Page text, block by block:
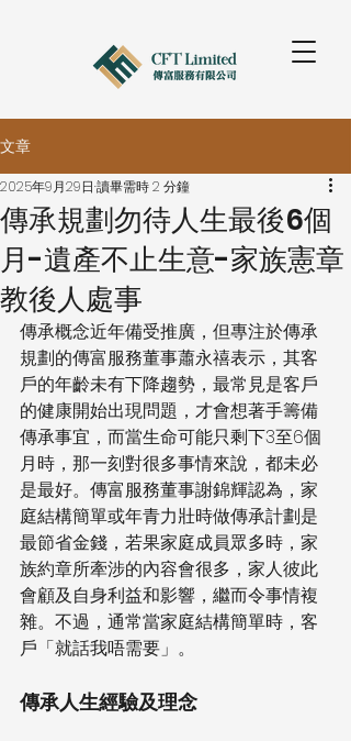
文章
傳承規劃勿待人生最後6個
月-遺產不止生意-家族憲章
教後人處事
2025年9月29日 讀畢需時 2 分鐘
傳承概念近年備受推廣，但專注於傳承
規劃的傳富服務董事蕭永禧表示，其客
戶的年齡未有下降趨勢，最常見是客戶
的健康開始出現問題，才會想著手籌備
傳承事宜，而當生命可能只剩下3至6個
月時，那一刻對很多事情來說，都未必
是最好。傳富服務董事謝錦輝認為，家
庭結構簡單或年青力壯時做傳承計劃是
最節省金錢，若果家庭成員眾多時，家
族約章所牽涉的內容會很多，家人彼此
會顧及自身利益和影響，繼而令事情複
雜。不過，通常當家庭結構簡單時，客
戶「就話我唔需要」。
傳承人生經驗及理念